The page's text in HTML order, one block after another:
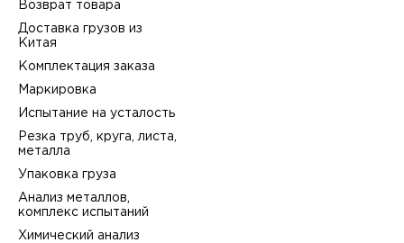
Возврат товара
Доставка грузов из
Китая
Комплектация заказа
Маркировка
Испытание на усталость
Резка труб, круга, листа,
металла
Упаковка груза
Анализ металлов,
комплекс испытаний
Химический анализ